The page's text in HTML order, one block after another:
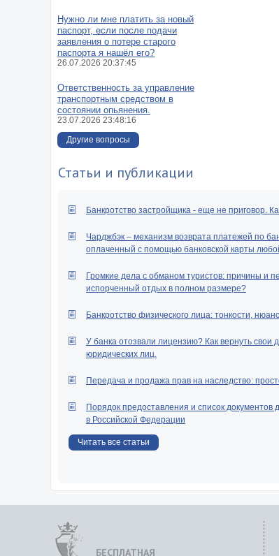
Нужно ли мне платить за новый
паспорт, если после подачи
заявления о потере старого
паспорта я нашёл его?
26.07.2026 20:37:45
Ответственность за управление
транспортным средством в
состоянии опьянения.
23.07.2026 23:48:16
Другие вопросы
Статьи и публикации
Банкротство застройщика - еще не приговор.
Чарджбэк – механизм возврата платежей по
оплаченный с помощью банковской карты
Громкие дела с обманом туристов: причины и
испорченный отдых в полном размере?
Банкротство физического лица: тонкости,
У банка отозвали лицензию? Как вернуть свои
юридических лиц.
Передача и продажа прав на наследство:
Порядок предоставления и список
в Российской Федерации
Читать все статьи
БЕСПЛАТНАЯ